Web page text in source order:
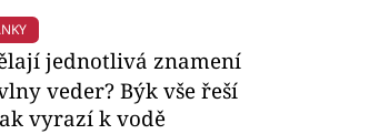
jednotlivá znamení
veder? Býk vše řeší
vyrazí k vodě